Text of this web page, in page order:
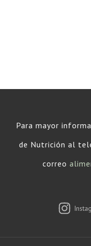
Para mayor
de Nutrición al
correo